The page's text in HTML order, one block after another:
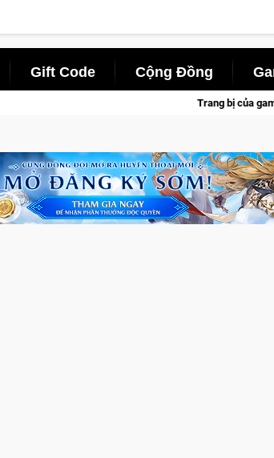
Gift Code Cộng Đồng
Trang bị của game thủ Crossfire sẽ lộng lẫy ánh